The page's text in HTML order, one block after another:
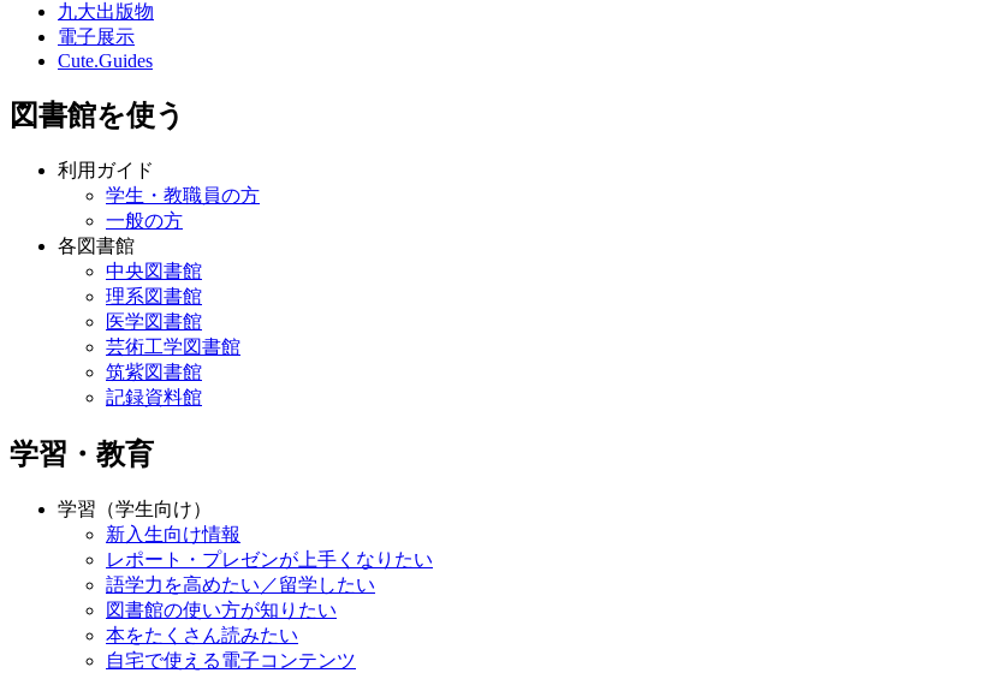
九大出版物
電子展示
Cute.Guides
図書館を使う
利用ガイド
学生・教職員の方
一般の方
各図書館
中央図書館
理系図書館
医学図書館
芸術工学図書館
筑紫図書館
記録資料館
学習・教育
学習（学生向け）
新入生向け情報
レポート・プレゼンが上手くなりたい
語学力を高めたい／留学したい
図書館の使い方が知りたい
本をたくさん読みたい
自宅で使える電子コンテンツ